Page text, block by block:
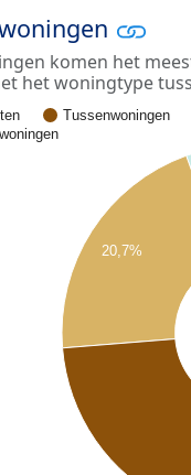
komen het
het woningtype
Tussenwoningen
20,7%